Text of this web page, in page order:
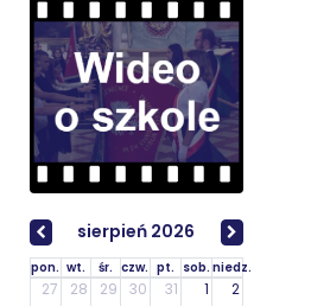
sierpień 2026
pon. wt. śr. czw. pt. sob. niedz.
27 28 29 30 31 1 2